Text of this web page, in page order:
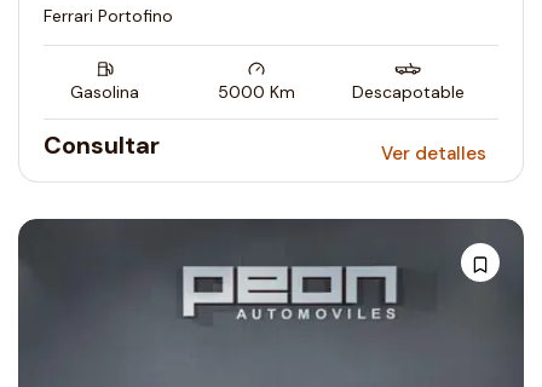
Ferrari Portofino
Gasolina 5000 Km Descapotable
Consultar Ver detalles